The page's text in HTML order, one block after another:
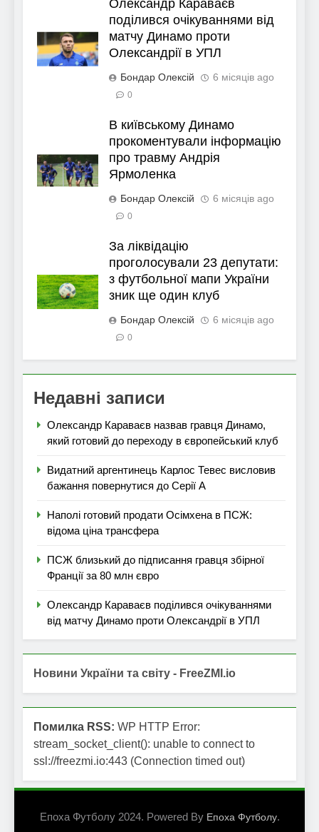
Олександр Караваєв
поділився очікуваннями від
матчу Динамо проти
Олександрії в УПЛ
Бондар Олексій 6 місяців ago
0
В київському Динамо
прокоментували інформацію
про травму Андрія
Ярмоленка
Бондар Олексій 6 місяців ago
0
За ліквідацію
проголосували 23 депутати:
з футбольної мапи України
зник ще один клуб
Бондар Олексій 6 місяців ago
0
Недавні записи
Олександр Караваєв назвав гравця Динамо,
який готовий до переходу в європейський клуб
Видатний аргентинець Карлос Тевес висловив
бажання повернутися до Серії А
Наполі готовий продати Осімхена в ПСЖ:
відома ціна трансфера
ПСЖ близький до підписання гравця збірної
Франції за 80 млн євро
Олександр Караваєв поділився очікуваннями
від матчу Динамо проти Олександрії в УПЛ
Новини України та світу - FreeZMI.io
Помилка RSS: WP HTTP Error:
stream_socket_client(): unable to connect to
ssl://freezmi.io:443 (Connection timed out)
Епоха Футболу 2024. Powered By Епоха Футболу.